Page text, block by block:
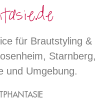
für Brautstyling &
Starnberg,
und Umgebung.